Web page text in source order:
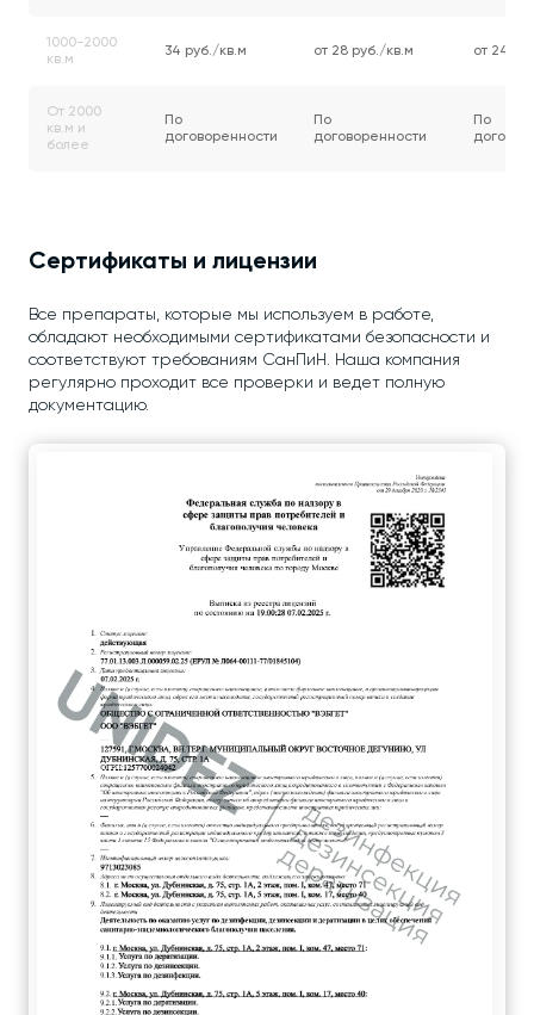
1000-2000
кв.м
34 руб./кв.м от 28 руб./кв.м от 24
От 2000
кв.м и
более
По
договоренности
По
договоренности
По
Сертификаты и лицензии
Все препараты, которые мы используем в работе,
обладают необходимыми сертификатами безопасности и
соответствуют требованиям СанПиН. Наша компания
регулярно проходит все проверки и ведет полную
документацию.